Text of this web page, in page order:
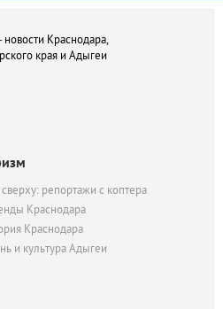
Краснодара,
края и Адыгеи
репортажи с коптера
Краснодара
Краснодара
и культура Адыгеи